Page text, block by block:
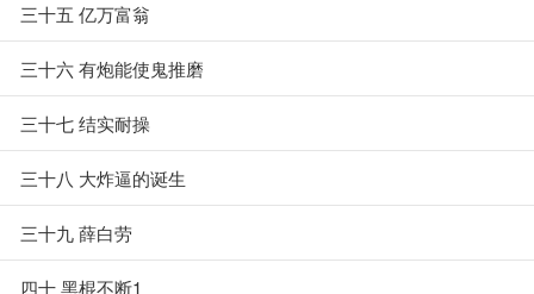
三十五 亿万富翁
三十六 有炮能使鬼推磨
三十七 结实耐操
三十八 大炸逼的诞生
三十九 薛白劳
四十 黑棍不断1